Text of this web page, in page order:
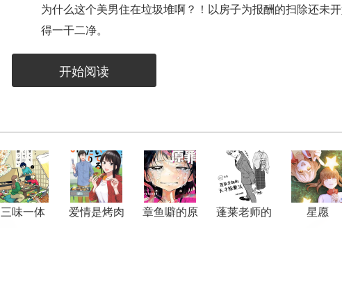
为什么这个美男住在垃圾堆啊？！以房子为报酬的扫除还未
得一干二净。
开始阅读
三味一体
爱情是烤肉
章鱼噼的原
蓬莱老师的
星愿